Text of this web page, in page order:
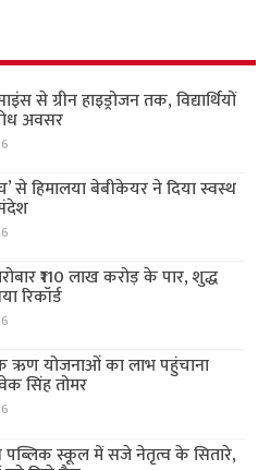
से ग्रीन हाइड्रोजन तक, विद्यार्थियों
अवसर
से हिमालया बेबीकेयर ने दिया स्वस्थ
₹110 लाख करोड़ के पार, शुद्ध
रिकॉर्ड
ऋण योजनाओं का लाभ पहुंचाना
सिंह तोमर
पब्लिक स्कूल में सजे नेतृत्व के सितारे,